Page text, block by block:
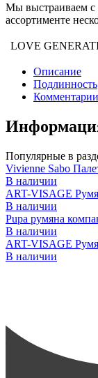
Мы выстраиваем с
ассортименте
LOVE
Описание
Подлинность
Комментарии
Популярные в
Vivienne Sabo
В наличии
ART-VISAGE
В наличии
Pupa румяна
В наличии
ART-VISAGE
В наличии